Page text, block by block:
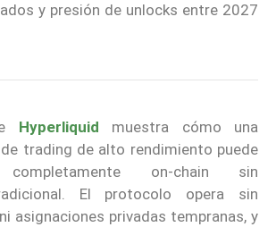
y presión de unlocks entre 2027
Hyperliquid muestra cómo una
trading de alto rendimiento puede
completamente on-chain sin
El protocolo opera sin
asignaciones privadas tempranas, y